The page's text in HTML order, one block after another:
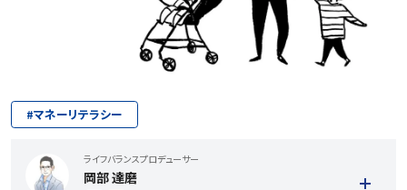
#マネーリテラシー
ライフバランスプロデューサー
岡部 達磨